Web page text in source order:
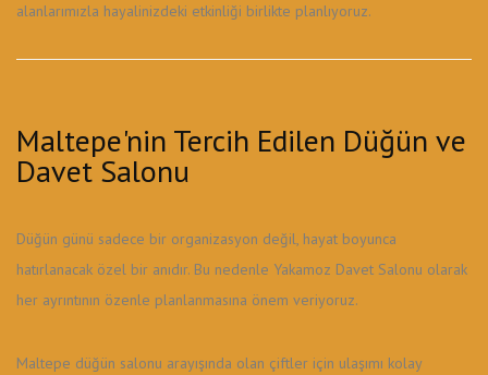
alanlarımızla hayalinizdeki etkinliği birlikte planlıyoruz.
Maltepe'nin Tercih Edilen Düğün ve
Davet Salonu
Düğün günü sadece bir organizasyon değil, hayat boyunca
hatırlanacak özel bir anıdır. Bu nedenle Yakamoz Davet Salonu olarak
her ayrıntının özenle planlanmasına önem veriyoruz.
Maltepe düğün salonu arayışında olan çiftler için ulaşımı kolay